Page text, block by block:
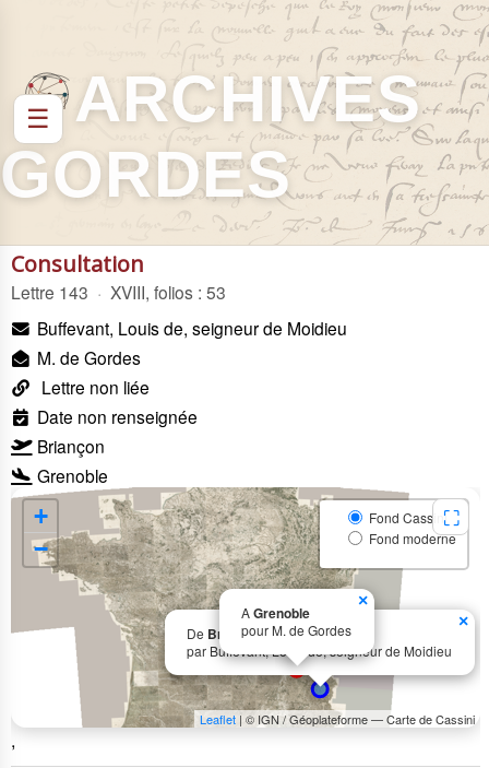
ARCHIVES
GORDES
☰
Consultation
Lettre 143 · XVIII, folios : 53
Buffevant, Louis de, seigneur de Moidieu
M. de Gordes
Lettre non liée
Date non renseignée
Briançon
Grenoble
⛶
De Briançon
par Buffevant, Louis de, seigneur de Moidieu
×
AGrenoble
pour M. de Gordes
×
+
−
Fond Cassini
Fond moderne
Leaflet | © IGN / Géoplateforme — Carte de Cassini
,